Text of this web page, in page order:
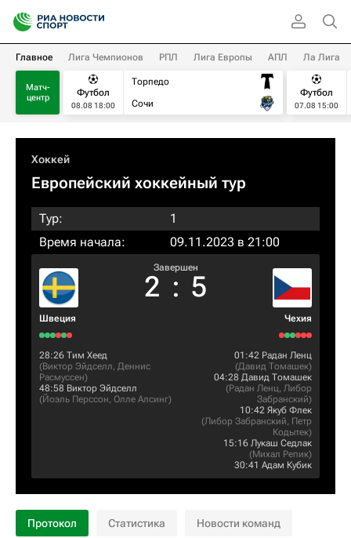
Главное Лига Чемпионов РПЛ Лига Европы АПЛ Ла Лига
Матч-
центр
Футбол
08.08 18:00
Торпедо
Сочи
Футбол
07.08 15:00
Хоккей
Европейский хоккейный тур
Тур:
1
Время начала:
09.11.2023 в 21:00
Швеция
Завершен
2 : 5
Чехия
28:26 Тим Хеед
(Виктор Эйдселл, Деннис
Расмуссен)
48:58 Виктор Эйдселл
(Йоэль Перссон, Олле Алсинг)
01:42 Радан Ленц
(Давид Томашек)
04:28 Давид Томашек
(Радан Ленц, Либор
Забранский)
10:42 Якуб Флек
(Либор Забранский, Петр
Кодытек)
15:16 Лукаш Седлак
(Михал Репик)
30:41 Адам Кубик
Протокол Статистика Новости команд